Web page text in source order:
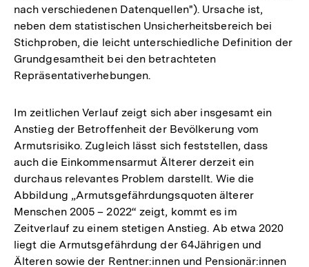
nach verschiedenen Datenquellen"). Ursache ist,
neben dem statistischen Unsicherheitsbereich bei
Stichproben, die leicht unterschiedliche Definition der
Grundgesamtheit bei den betrachteten
Repräsentativerhebungen.
Im zeitlichen Verlauf zeigt sich aber insgesamt ein
Anstieg der Betroffenheit der Bevölkerung vom
Armutsrisiko. Zugleich lässt sich feststellen, dass
auch die Einkommensarmut Älterer derzeit ein
durchaus relevantes Problem darstellt. Wie die
Abbildung „Armutsgefährdungsquoten älterer
Menschen 2005 – 2022“ zeigt, kommt es im
Zeitverlauf zu einem stetigen Anstieg. Ab etwa 2020
liegt die Armutsgefährdung der 64Jährigen und
Älteren sowie der Rentner:innen und Pensionär:innen